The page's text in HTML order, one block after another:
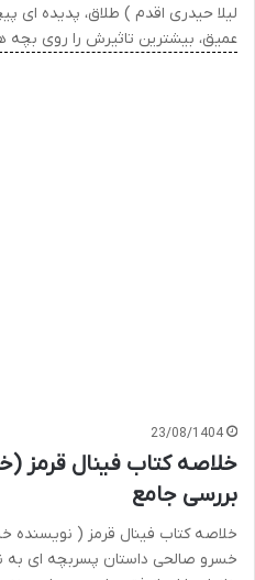
لیلا حیدری اقدم ) طلاق، پدیده ای
عمیق، بیشترین تاثیرش را روی بچه
23/08/1404
خلاصه کتاب فینال قرمز
بررسی جامع
خلاصه کتاب فینال قرمز ( نویسنده
خسرو صالحی داستان پسربچه ای به